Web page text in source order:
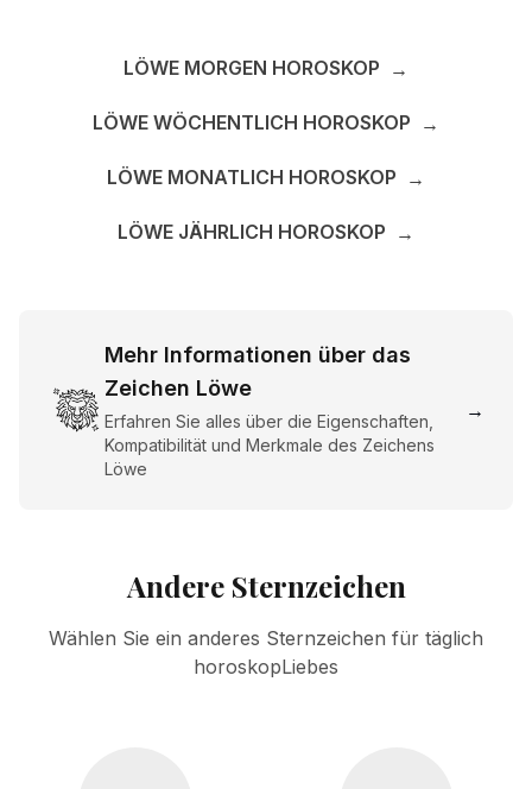
LÖWE MORGEN HOROSKOP →
LÖWE WÖCHENTLICH HOROSKOP →
LÖWE MONATLICH HOROSKOP →
LÖWE JÄHRLICH HOROSKOP →
Mehr Informationen über das
Zeichen Löwe
Erfahren Sie alles über die Eigenschaften,
Kompatibilität und Merkmale des Zeichens
Löwe
→
Andere Sternzeichen
Wählen Sie ein anderes Sternzeichen für täglich
horoskopLiebes